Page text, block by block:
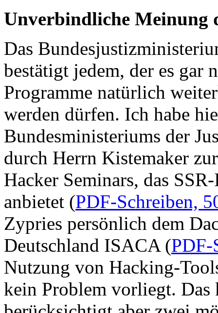
Unverbindliche Meinung
Das
bestätigt jedem, der es gar
Programme natürlich
werden dürfen. Ich habe
Bundesministeriums der
durch Herrn Kistemaker
Hacker Seminars, das
anbietet (PDF-Schreiben,
Zypries persönlich dem
Deutschland ISACA (PDF-
Nutzung von Hacking-
kein Problem vorliegt.